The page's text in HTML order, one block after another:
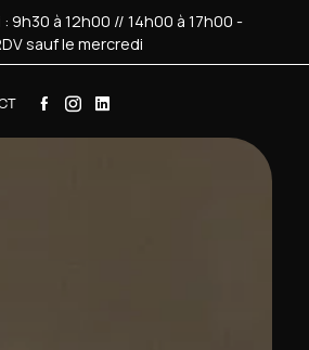
9h30 à 12h00 // 14h00 à 17h00 -
sauf le mercredi